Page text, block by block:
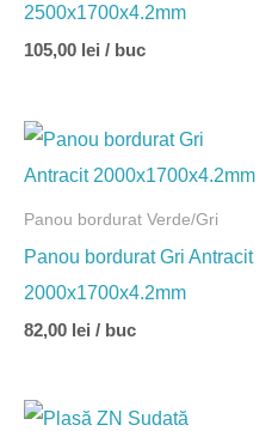
2500x1700x4.2mm
105,00 lei / buc
Panou bordurat Verde/Gri
Panou bordurat Gri Antracit
2000x1700x4.2mm
82,00 lei / buc